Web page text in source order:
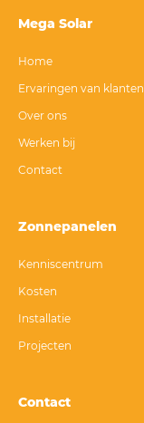
Mega Solar
Home
Ervaringen van klanten
Over ons
Werken bij
Contact
Zonnepanelen
Kenniscentrum
Kosten
Installatie
Projecten
Contact